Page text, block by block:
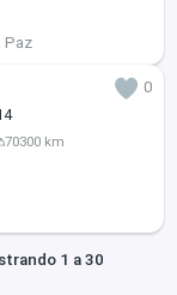
Paz
0
70300 km
1 a 30